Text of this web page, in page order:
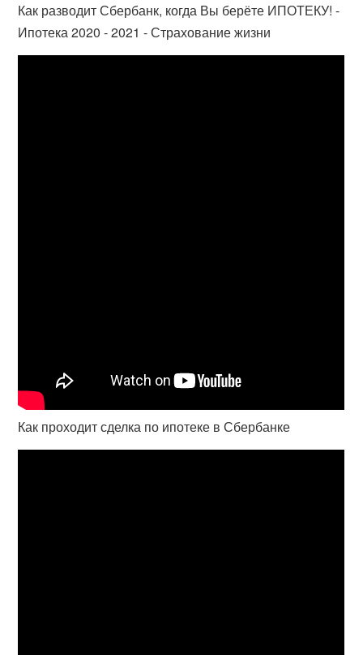
Как разводит Сбербанк, когда Вы берёте ИПОТЕКУ! -
Ипотека 2020 - 2021 - Страхование жизни
Как проходит сделка по ипотеке в Сбербанке